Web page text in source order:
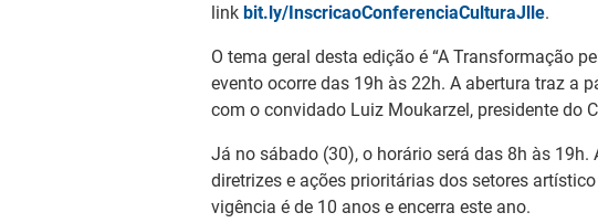
link bit.ly/InscricaoConferenciaCulturaJlle.
O tema geral desta edição é “A Transformação
evento ocorre das 19h às 22h. A abertura traz a
com o convidado Luiz Moukarzel, presidente do
Já no sábado (30), o horário será das 8h às
diretrizes e ações prioritárias dos setores
vigência é de 10 anos e encerra este ano.